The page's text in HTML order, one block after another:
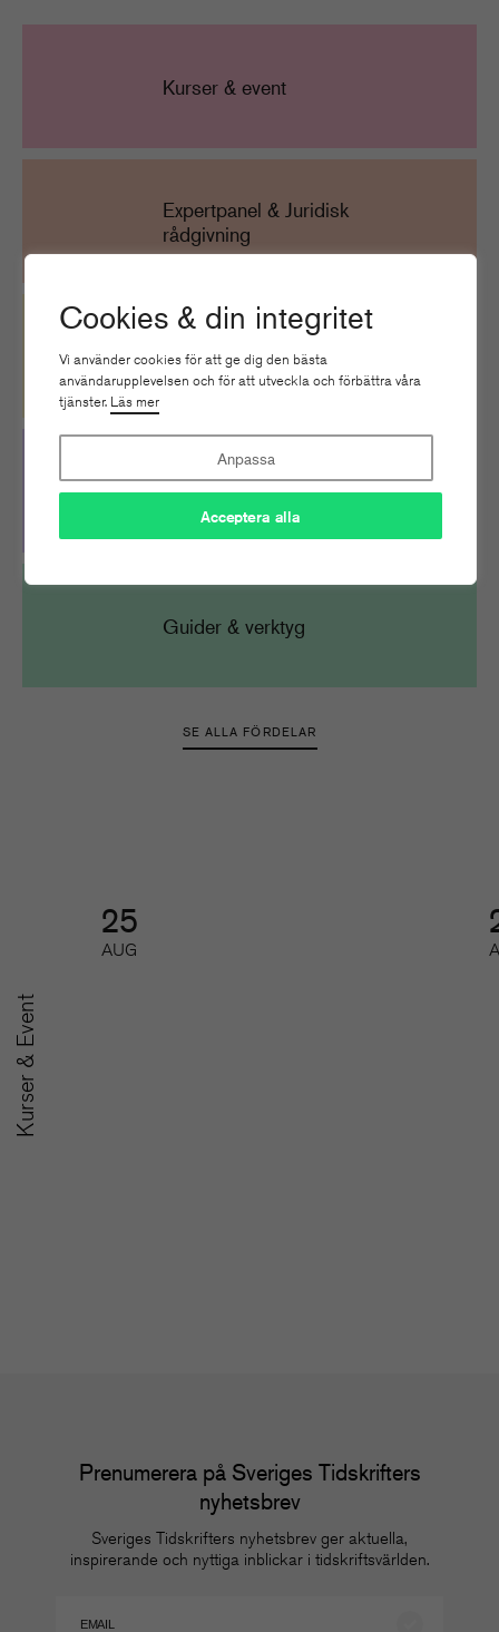
Cookies & din integritet
Vi använder cookies för att ge dig den bästa
användarupplevelsen och för att utveckla och förbättra våra
tjänster. Läs mer
Anpassa
Acceptera alla
Kurser & event
Expertpanel & Juridisk
rådgivning
Branschdokument
Nätverk & Utbyten
Guider & verktyg
SE ALLA FÖRDELAR
Kurser & Event
25
AUG
Prenumerera på Sveriges Tidskrifters
nyhetsbrev
Sveriges Tidskrifters nyhetsbrev ger aktuella,
inspirerande och nyttiga inblickar i tidskriftsvärlden.